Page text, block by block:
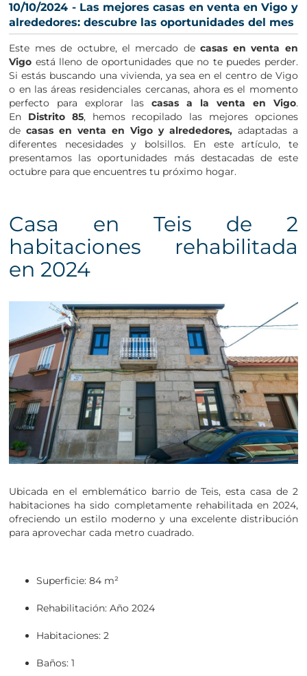
10/10/2024 - Las mejores casas en venta en Vigo y
alrededores: descubre las oportunidades del mes
Este mes de octubre, el mercado decasas en venta en
Vigo está lleno de oportunidades que no te puedes perder.
Si estás buscando una vivienda, ya sea en el centro de Vigo
o en las áreas residenciales cercanas, ahora es el momento
perfecto para explorar las casas a la venta en Vigo.
En Distrito 85, hemos recopilado las mejores opciones
decasas en venta en Vigo y alrededores,adaptadas a
diferentes necesidades y bolsillos. En este artículo, te
presentamos las oportunidades más destacadas de este
octubre para que encuentres tu próximo hogar.
Casa en Teis de 2
habitaciones rehabilitada
en 2024
Ubicada en el emblemático barrio de Teis, esta casa de 2
habitaciones ha sido completamente rehabilitada en 2024,
ofreciendo un estilo moderno y una excelente distribución
para aprovechar cada metro cuadrado.
Superficie: 84 m²
Rehabilitación: Año 2024
Habitaciones: 2
Baños: 1